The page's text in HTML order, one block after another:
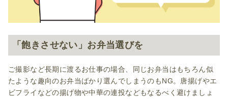
「飽きさせない」お弁当選びを
ご撮影など長期に渡るお仕事の場合、同じお弁当はもちろん似
たような趣向のお弁当ばかり選んでしまうのもNG。唐揚げやエ
ビフライなどの揚げ物や中華の連投などもなるべく避けましょ